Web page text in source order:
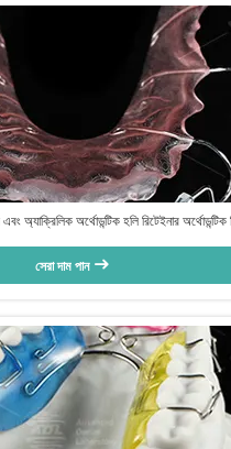
এবং অ্যাক্রিলিক অর্থোডন্টিক হলি রিটেইনার অর্থোডন্টিক
সেরা দাম পান